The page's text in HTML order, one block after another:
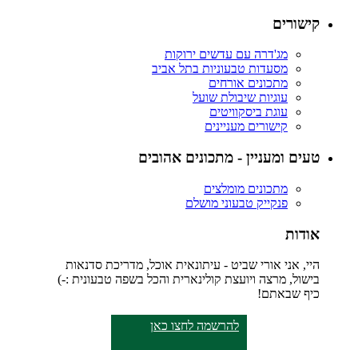
קישורים
מג'דרה עם עדשים ירוקות
מסעדות טבעוניות בתל אביב
מתכונים אורחים
עוגיות שיבולת שועל
עוגת ביסקוויטים
קישורים מעניינים
טעים ומעניין - מתכונים אהובים
מתכונים מומלצים
פנקייק טבעוני מושלם
אודות
היי, אני אורי שביט - עיתונאית אוכל, מדריכת סדנאות
בישול, מרצה ויועצת קולינארית והכל בשפה טבעונית :-)
כיף שבאתם!
להרשמה לחצו כאן